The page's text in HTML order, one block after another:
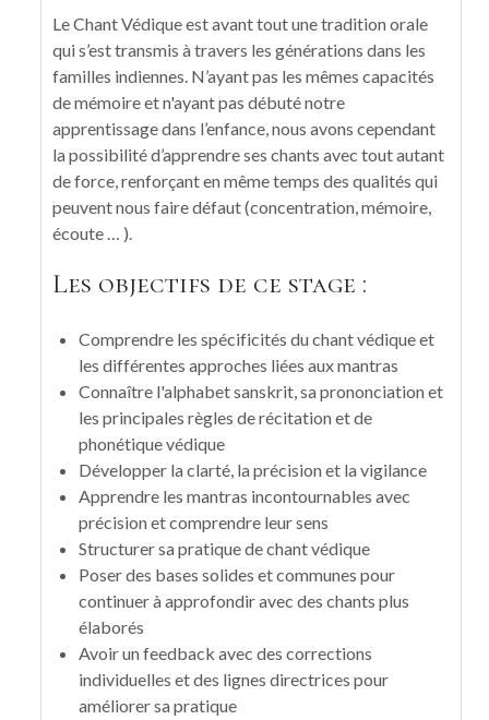
Le Chant Védique est avant tout une tradition orale
qui s’est transmis à travers les générations dans les
familles indiennes. N’ayant pas les mêmes capacités
de mémoire et n'ayant pas débuté notre
apprentissage dans l’enfance, nous avons cependant
la possibilité d’apprendre ses chants avec tout autant
de force, renforçant en même temps des qualités qui
peuvent nous faire défaut (concentration, mémoire,
écoute … ).
Les objectifs de ce stage :
Comprendre les spécificités du chant védique et
les différentes approches liées aux mantras
Connaître l'alphabet sanskrit, sa prononciation et
les principales règles de récitation et de
phonétique védique
Développer la clarté, la précision et la vigilance
Apprendre les mantras incontournables avec
précision et comprendre leur sens
Structurer sa pratique de chant védique
Poser des bases solides et communes pour
continuer à approfondir avec des chants plus
élaborés
Avoir un feedback avec des corrections
individuelles et des lignes directrices pour
améliorer sa pratique